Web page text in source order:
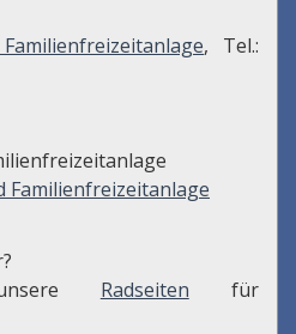
, Tel.:
Familienfreizeitanlage
Radseiten
für